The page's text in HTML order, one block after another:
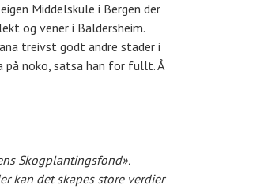
Middelskule i Bergen der
og vener i Baldersheim.
treivst godt andre stader i
på noko, satsa han for fullt. Å
Skogplantingsfond».
kan det skapes store verdier